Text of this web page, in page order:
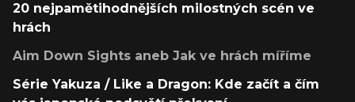
20 nejpamětihodnějších milostných scén ve
hrách
Aim Down Sights aneb Jak ve hrách míříme
Série Yakuza / Like a Dragon: Kde začít a čím